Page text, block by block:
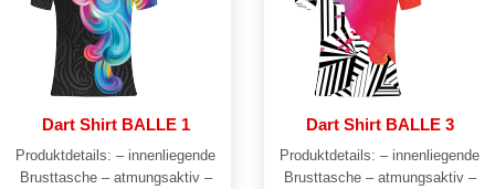
Dart Shirt BALLE 1
Produktdetails: – innenliegende
Brusttasche – atmungsaktiv –
Dart Shirt BALLE 3
Produktdetails: – innenliegende
Brusttasche – atmungsaktiv –